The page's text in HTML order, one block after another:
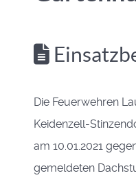
Die Feuerwehren
Keidenzell-
am 10.01.2021
gemeldeten